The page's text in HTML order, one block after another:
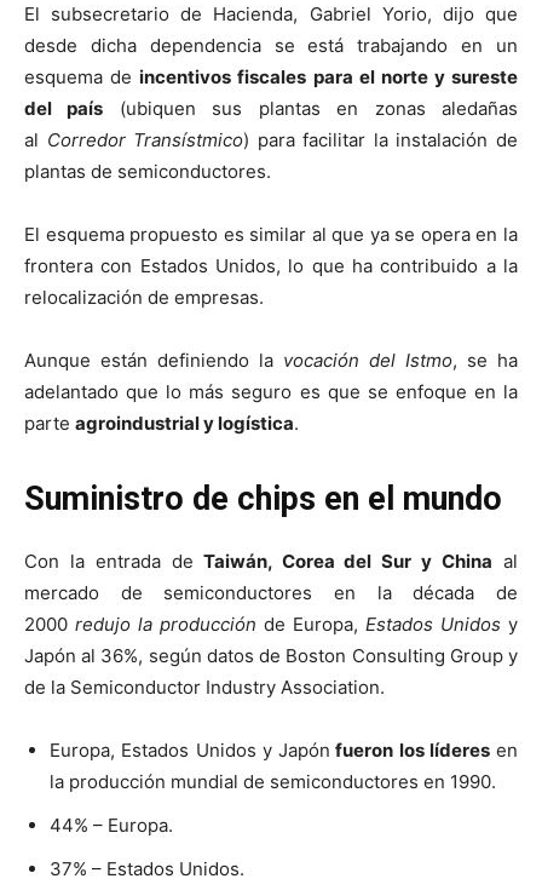
El subsecretario de Hacienda, Gabriel Yorio, dijo que
desde dicha dependencia se está trabajando en un
esquema deincentivos fiscales para el norte y sureste
del país (ubiquen sus plantas en zonas aledañas
al Corredor Transístmico) para facilitar la instalación de
plantas de semiconductores.
El esquema propuesto es similar al que ya se opera en la
frontera con Estados Unidos, lo que ha contribuido a la
relocalización de empresas.
Aunque están definiendo la vocación del Istmo, se ha
adelantado que lo más seguro es que se enfoque en la
parte agroindustrial y logística.
Suministro de chips en el mundo
Con la entrada de Taiwán, Corea del Sur y China al
mercado de semiconductores en la década de
2000 redujo la producción de Europa, Estados Unidos y
Japón al 36%, según datos de Boston Consulting Group y
de la Semiconductor Industry Association.
Europa, Estados Unidos y Japón fueron los líderesen
la producción mundial de semiconductores en 1990.
44% – Europa.
37% – Estados Unidos.